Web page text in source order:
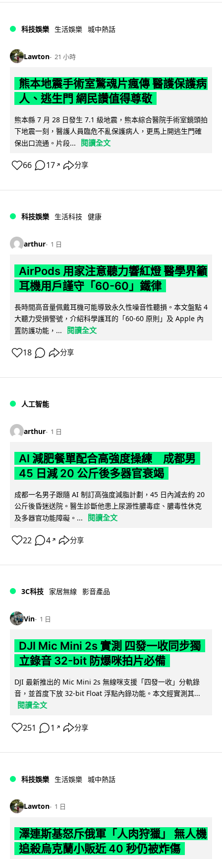
科技娛樂 生活娛樂 城中熱話
Lawton 21 小時
熊本地震手術室驚魂片瘋傳 醫護保護病
人、逃生門 網民讚值得尊敬
熊本縣 7 月 28 日發生 7.1 級地震，熊本綜合醫院手術室鏡頭拍
下地震一刻，醫護人員臨危不亂保護病人，更馬上開逃生門確
保出口流通。片段...
閱讀全文
66 17 ↗ 分享
科技娛樂 生活科技 健康
arthur 1 日
AirPods 用家注意聽力響紅燈 醫學界籲
耳機用戶謹守「60-60」鐵律
長時間高音量佩戴耳機可能導致永久性噪音性聽損。本文盤點 4
大聽力受損警號，介紹科學護耳的「60-60 原則」及 Apple 內
置防護功能，...
閱讀全文
18 分享
人工智能
arthur 1 日
AI 減肥餐單配合高強度操練 成都男
45 日減 20 公斤後多器官衰竭
成都一名男子跟隨 AI 制訂高強度減脂計劃，45 日內減去約 20
公斤後昏迷送院。醫生診斷他患上尿源性膿毒症、膿毒性休克
及多器官功能障礙。...
閱讀全文
22 4 ↗ 分享
3C科技 家居無線 影音產品
Vin 1 日
DJI Mic Mini 2s 實測 四發一收同步獨
立錄音 32-bit 防爆咪拍片必備
DJI 最新推出的 Mic Mini 2s 無線咪支援「四發一收」分軌錄
音，並首度下放 32-bit Float 浮點內錄功能。本文經實測其...
閱讀全文
251 1 ↗ 分享
科技娛樂 生活娛樂 城中熱話
Lawton 1 日
澤連斯基怒斥俄軍「人肉狩獵」 無人機
追殺烏克蘭小販近 40 秒仍被炸傷